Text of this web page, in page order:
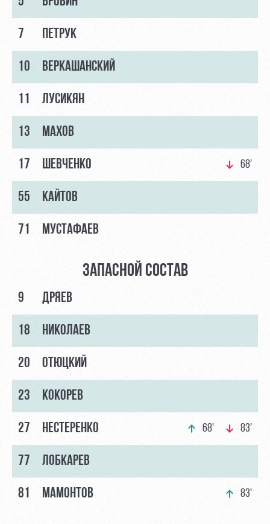
Занятия
спортом
7 ПЕТРУК
10 ВЕРКАШАНСКИЙ
11 ЛУСИКЯН
13 МАХОВ
17 ШЕВЧЕНКО 68'
55 КАЙТОВ
71 МУСТАФАЕВ
ЗАПАСНОЙ СОСТАВ
9 ДРЯЕВ
18 НИКОЛАЕВ
20 ОТЮЦКИЙ
23 КОКОРЕВ
27 НЕСТЕРЕНКО 68' 83'
77 ЛОБКАРЕВ
81 МАМОНТОВ 83'